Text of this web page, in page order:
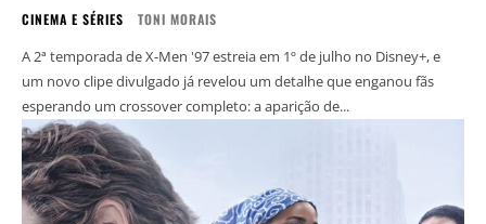
CINEMA E SÉRIES TONI MORAIS
A 2ª temporada de X-Men '97 estreia em 1º de julho no Disney+, e
um novo clipe divulgado já revelou um detalhe que enganou fãs
esperando um crossover completo: a aparição de...